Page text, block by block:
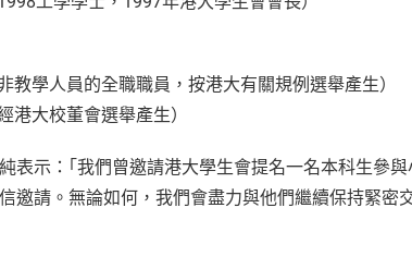
教學人員的全職職員，按港大有關規例選舉產生）
港大校董會選舉產生）
表示：｢我們曾邀請港大學生會提名一名本科生參
邀請。無論如何，我們會盡力與他們繼續保持緊密